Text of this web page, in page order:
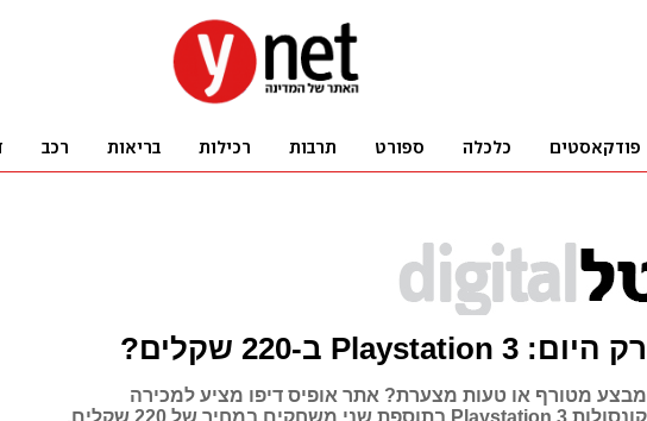
רק היום: Playstation 3 ב-220 שקלים?
מבצע מטורף או טעות מצערת? אתר אופיס דיפו מציע למכירה